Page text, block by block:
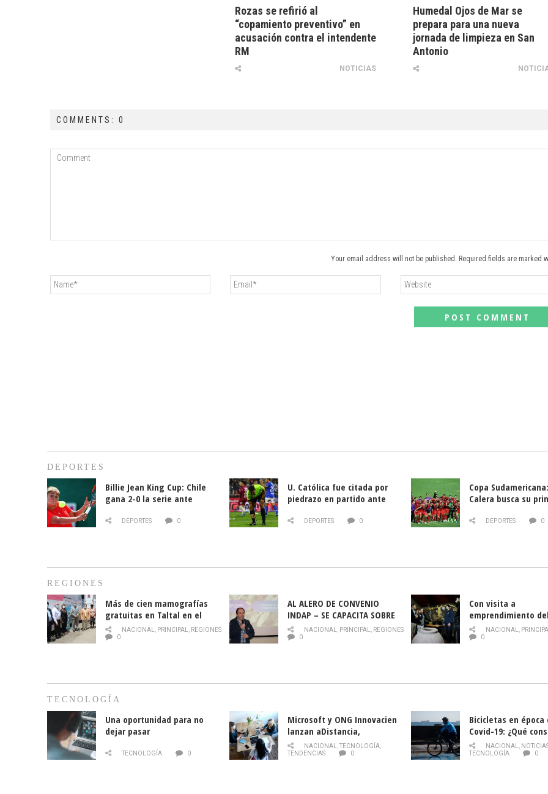
Rozas se refirió al
“copamiento preventivo” en
acusación contra el intendente
RM
NOTICIAS
Humedal Ojos de Mar se
prepara para una nueva
jornada de limpieza en San
Antonio
COMMENTS: 0
Your email address will not be published. Required fields are marked
DEPORTES
Billie Jean King Cup: Chile
gana 2-0 la serie ante
DEPORTES 0
U. Católica fue citada por
piedrazo en partido ante
DEPORTES 0
Copa
Calera busca su
DEPORTES 0
REGIONES
Más de cien mamografías
gratuitas en Taltal en el
mes de la prevención del
cáncer de mama
NACIONAL, PRINCIPAL, REGIONES
0
AL ALERO DE CONVENIO
INDAP – SE CAPACITA SOBRE
PLAGA DROSOPHILA SUZUKII
NACIONAL, PRINCIPAL, REGIONES
0
Con visita a
emprendimiento
y llamado al
historia campesina
NACIONAL,
0
TECNOLOGÍA
Una oportunidad para no
dejar pasar
TECNOLOGÍA 0
Microsoft y ONG Innovacien
lanzan aDistancia,
plataforma con cursos
gratuitos online sobre
NACIONAL,TECNOLOGÍA,
TENDENCIAS
0
Bicicletas en época
Covid-19: ¿Qué
momento de
NACIONAL,
TECNOLOGÍA
0